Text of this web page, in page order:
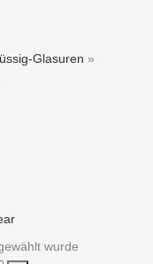
Glasuren »
wurde